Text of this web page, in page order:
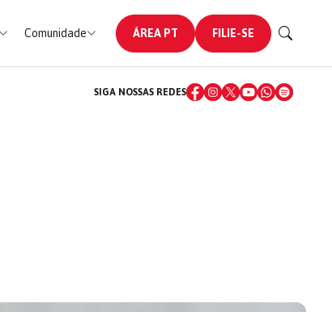
Comunidade ÁREA PT FILIE-SE
SIGA NOSSAS REDES